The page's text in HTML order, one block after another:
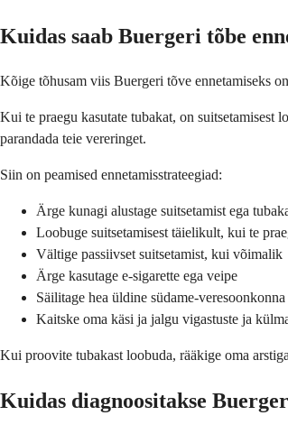
Kuidas saab Buergeri tõbe
Kõige tõhusam viis Buergeri tõve ennetamiseks
Kui te praegu kasutate tubakat, on suitsetamisest
parandada teie vereringet.
Siin on peamised ennetamisstrateegiad:
Ärge kunagi alustage suitsetamist ega
Loobuge suitsetamisest täielikult, kui te
Vältige passiivset suitsetamist, kui võimalik
Ärge kasutage e-sigarette ega veipe
Säilitage hea üldine südame-
Kaitske oma käsi ja jalgu vigastuste ja
Kui proovite tubakast loobuda, rääkige oma
Kuidas diagnoositakse